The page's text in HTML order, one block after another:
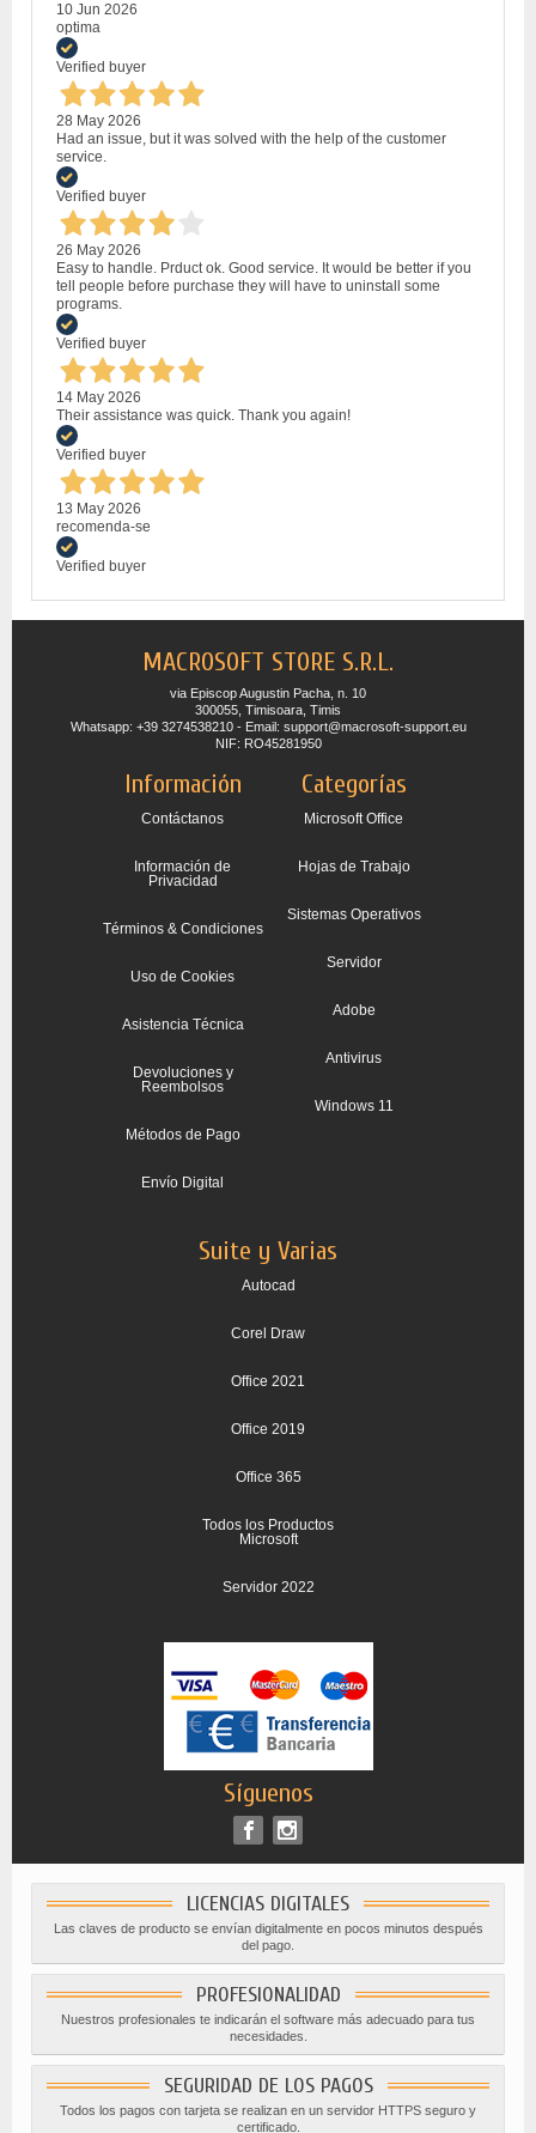
10 Jun 2026
optima
Verified buyer
28 May 2026
Had an issue, but it was solved with the help of the customer
service.
Verified buyer
26 May 2026
Easy to handle. Prduct ok. Good service. It would be better if you
tell people before purchase they will have to uninstall some
programs.
Verified buyer
14 May 2026
Their assistance was quick. Thank you again!
Verified buyer
13 May 2026
recomenda-se
Verified buyer
MACROSOFT STORE S.R.L.
via Episcop Augustin Pacha, n. 10
300055, Timisoara, Timis
Whatsapp: +39 3274538210 - Email: support@macrosoft-support.eu
NIF: RO45281950
Información
Contáctanos
Información de
Privacidad
Términos & Condiciones
Uso de Cookies
Asistencia Técnica
Devoluciones y
Reembolsos
Métodos de Pago
Envío Digital
Categorías
Microsoft Office
Hojas de Trabajo
Sistemas Operativos
Servidor
Adobe
Antivirus
Windows 11
Suite y Varias
Autocad
Corel Draw
Office 2021
Office 2019
Office 365
Todos los Productos
Microsoft
Servidor 2022
Síguenos
LICENCIAS DIGITALES
Las claves de producto se envían digitalmente en pocos minutos después
del pago.
PROFESIONALIDAD
Nuestros profesionales te indicarán el software más adecuado para tus
necesidades.
SEGURIDAD DE LOS PAGOS
Todos los pagos con tarjeta se realizan en un servidor HTTPS seguro y
certificado.